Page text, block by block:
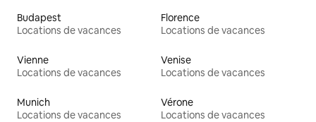
Budapest
Locations de vacances
Florence
Locations de vacances
Vienne
Locations de vacances
Venise
Locations de vacances
Munich
Locations de vacances
Vérone
Locations de vacances